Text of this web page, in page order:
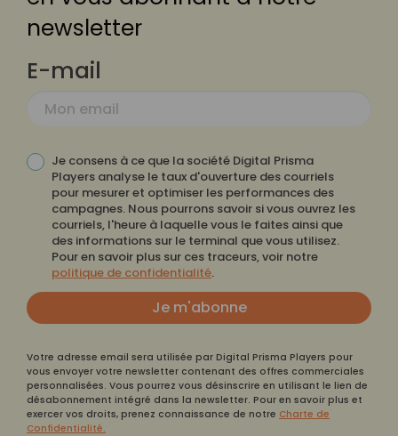
newsletter
E-mail
Je consens à ce que la société Digital Prisma
Players analyse le taux d'ouverture des courriels
pour mesurer et optimiser les performances des
campagnes. Nous pourrons savoir si vous ouvrez les
courriels, l'heure à laquelle vous le faites ainsi que
des informations sur le terminal que vous utilisez.
Pour en savoir plus sur ces traceurs, voir notre
politique de confidentialité.
Je m'abonne
Votre adresse email sera utilisée par Digital Prisma Players pour
vous envoyer votre newsletter contenant des offres commerciales
personnalisées. Vous pourrez vous désinscrire en utilisant le lien de
désabonnement intégré dans la newsletter. Pour en savoir plus et
exercer vos droits, prenez connaissance de notre Charte de
Confidentialité.